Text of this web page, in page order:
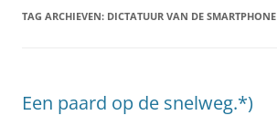
TAG ARCHIEVEN: DICTATUUR VAN DE SMARTPHONE
Een paard op de snelweg.*)